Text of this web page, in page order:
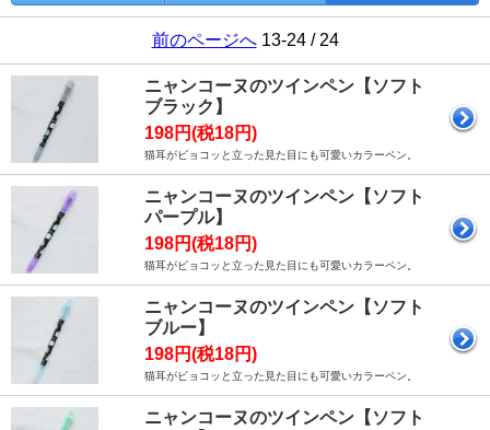
前のページへ13-24 / 24
ニャンコーヌのツインペン【ソフト
ブラック】
198円(税18円)
猫耳がビョコッと立った見た目にも可愛いカラーペン。
ニャンコーヌのツインペン【ソフト
パープル】
198円(税18円)
猫耳がビョコッと立った見た目にも可愛いカラーペン。
ニャンコーヌのツインペン【ソフト
ブルー】
198円(税18円)
猫耳がビョコッと立った見た目にも可愛いカラーペン。
ニャンコーヌのツインペン【ソフト